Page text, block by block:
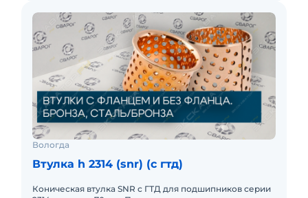
Вологда
Втулка h 2314 (snr) (c гтд)
Коническая втулка SNR с ГТД для подшипников серии